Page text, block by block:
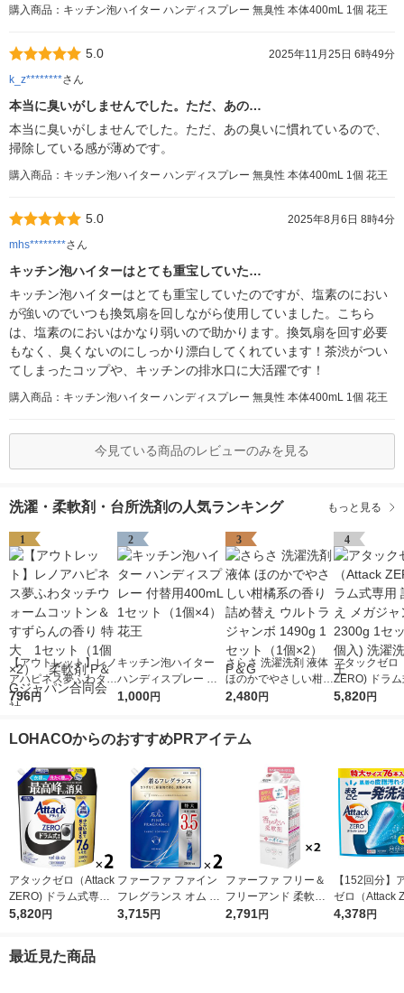
購入商品：キッチン泡ハイター ハンディスプレー 無臭性 本体400mL 1個 花王
5.0
2025年11月25日 6時49分
k_z********さん
本当に臭いがしませんでした。ただ、あの…
本当に臭いがしませんでした。ただ、あの臭いに慣れているので、
掃除している感が薄めです。
購入商品：キッチン泡ハイター ハンディスプレー 無臭性 本体400mL 1個 花王
5.0
2025年8月6日 8時4分
mhs********さん
キッチン泡ハイターはとても重宝していた…
キッチン泡ハイターはとても重宝していたのですが、塩素のにおい
が強いのでいつも換気扇を回しながら使用していました。こちら
は、塩素のにおいはかなり弱いので助かります。換気扇を回す必要
もなく、臭くないのにしっかり漂白してくれています！茶渋がつい
てしまったコップや、キッチンの排水口に大活躍です！
購入商品：キッチン泡ハイター ハンディスプレー 無臭性 本体400mL 1個 花王
今見ている商品のレビューのみを見る
洗濯・柔軟剤・台所洗剤の人気ランキング もっと見る
1
【アウトレット】レノ
アハピネス夢ふわタッ
チウォームコットン＆
2） 柔軟剤 P＆Gジ
796円
2
キッチン泡ハイター
ハンディスプレー 付
替用400mL 1セット
1,000円
3
さらさ 洗濯洗剤 液体
ほのかでやさしい柑橘
系の香り 詰め替え ウ
P＆G
2,480円
4
アタックゼロ
ZERO) ドラ
詰め替え メガ
5,820円
LOHACOからのおすすめPRアイテム
アタックゼロ（Attack
ZERO) ドラム式専用
詰め替え メガジャン
5,820円
ファーファ ファイン
フレグランス オム 詰
め替え 特大 2000mL
3,715円
ファーファ フリー＆
フリーアンド 柔軟剤
無香料 詰め替え 1500
2,791円
【152回分】
ゼロ（Attack
パーフェクト
4,378円
最近見た商品